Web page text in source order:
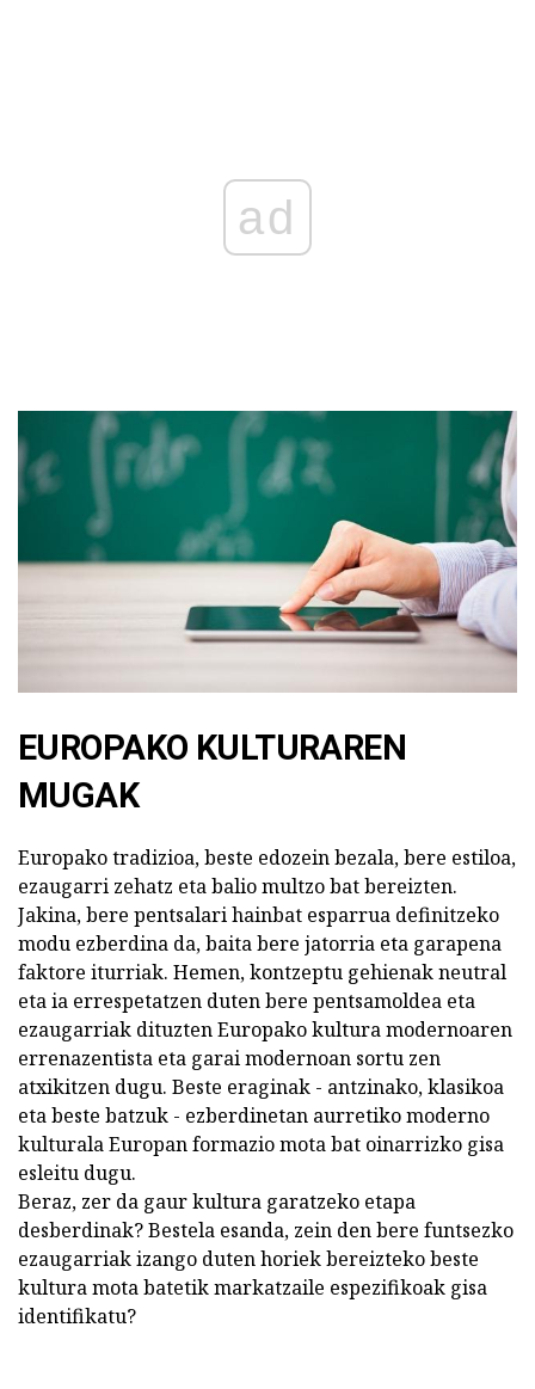
ad
EUROPAKO KULTURAREN
MUGAK
Europako tradizioa, beste edozein bezala, bere estiloa,
ezaugarri zehatz eta balio multzo bat bereizten.
Jakina, bere pentsalari hainbat esparrua definitzeko
modu ezberdina da, baita bere jatorria eta garapena
faktore iturriak. Hemen, kontzeptu gehienak neutral
eta ia errespetatzen duten bere pentsamoldea eta
ezaugarriak dituzten Europako kultura modernoaren
errenazentista eta garai modernoan sortu zen
atxikitzen dugu. Beste eraginak - antzinako, klasikoa
eta beste batzuk - ezberdinetan aurretiko moderno
kulturala Europan formazio mota bat oinarrizko gisa
esleitu dugu.
Beraz, zer da gaur kultura garatzeko etapa
desberdinak? Bestela esanda, zein den bere funtsezko
ezaugarriak izango duten horiek bereizteko beste
kultura mota batetik markatzaile espezifikoak gisa
identifikatu?